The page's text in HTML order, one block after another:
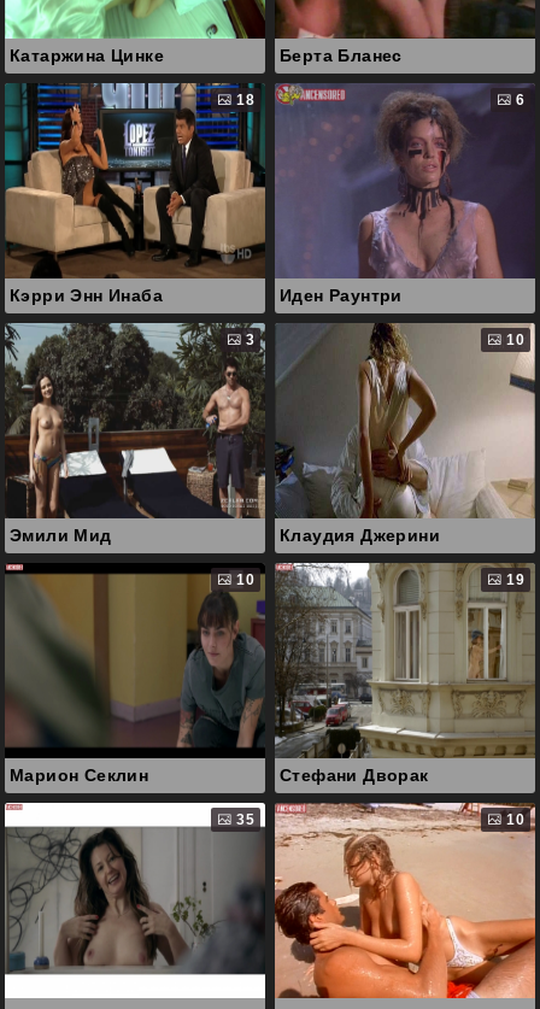
Катаржина Цинке Берта Бланес
18
Кэрри Энн Инаба
6
Иден Раунтри
3
Эмили Мид
10
Клаудия Джерини
10
Марион Секлин
19
Стефани Дворак
35 10